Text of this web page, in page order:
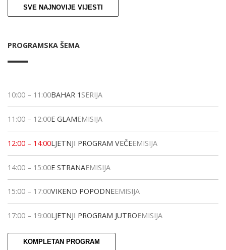
SVE NAJNOVIJE VIJESTI
PROGRAMSKA ŠEMA
10:00 – 11:00BAHAR 1 SERIJA
11:00 – 12:00E GLAMEMISIJA
12:00 – 14:00LJETNJI PROGRAM VEČEEMISIJA
14:00 – 15:00E STRANAEMISIJA
15:00 – 17:00VIKEND POPODNEEMISIJA
17:00 – 19:00LJETNJI PROGRAM JUTROEMISIJA
KOMPLETAN PROGRAM